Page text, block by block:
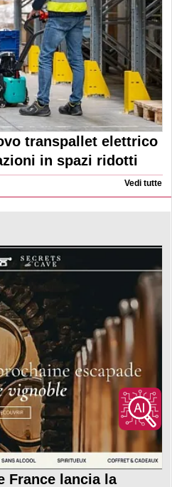
transpallet elettrico
in spazi ridotti
Vedi tutte
France lancia la